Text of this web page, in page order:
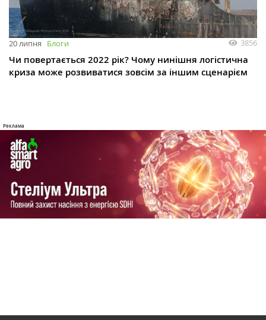
20 липня Блоги 3856
Чи повертається 2022 рік? Чому нинішня логістична
криза може розвиватися зовсім за іншим сценарієм